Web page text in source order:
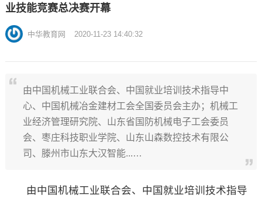
业技能竞赛总决赛开幕
中华教育网 2020-11-23 14:40:32
由中国机械工业联合会、中国就业培训技术指导中
心、中国机械冶金建材工会全国委员会主办；机械工
业经济管理研究院、山东省国防机械电子工会委员
会、枣庄科技职业学院、山东山森数控技术有限公
司、滕州市山东大汉智能...…
由中国机械工业联合会、中国就业培训技术指导